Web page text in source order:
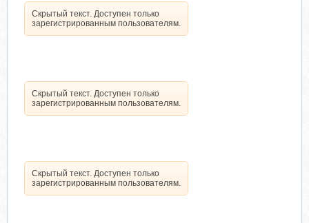
Скрытый текст. Доступен только
зарегистрированным пользователям.
Скрытый текст. Доступен только
зарегистрированным пользователям.
Скрытый текст. Доступен только
зарегистрированным пользователям.